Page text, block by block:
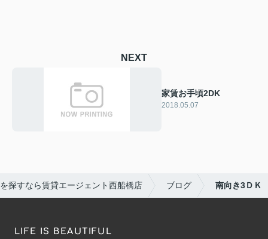
NEXT
家賃お手頃2DK
2018.05.07
探すなら賃貸エージェント西船橋店 ブログ 南向き3ＤＫ
LIFE IS BEAUTIFUL